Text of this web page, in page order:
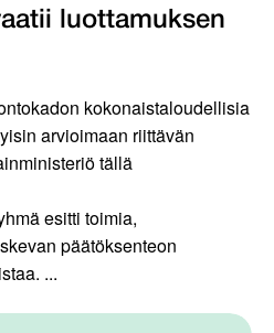
luottamuksen
kokonaistaloudellisia
arvioimaan riittävän
tällä
esitti toimia,
päätöksenteon
...